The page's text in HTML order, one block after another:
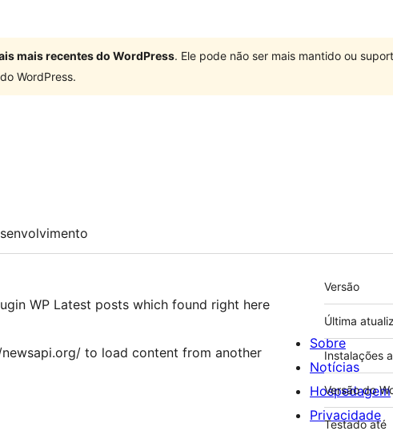
mais recentes do WordPress. Ele pode não ser mais mantido ou
WordPress.
WP Latest posts which found right here
to load content from another
Meta
Versão
Última
Instalações
Versão do
Testado até
Sobre
Notícias
Hospedagem
Privacidade